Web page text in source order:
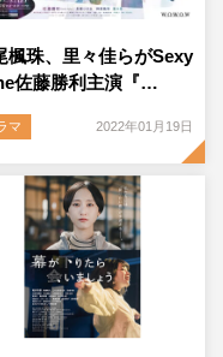
楓珠、里々佳らがSexy
佐藤勝利主演『…
マ 2022年01月19日